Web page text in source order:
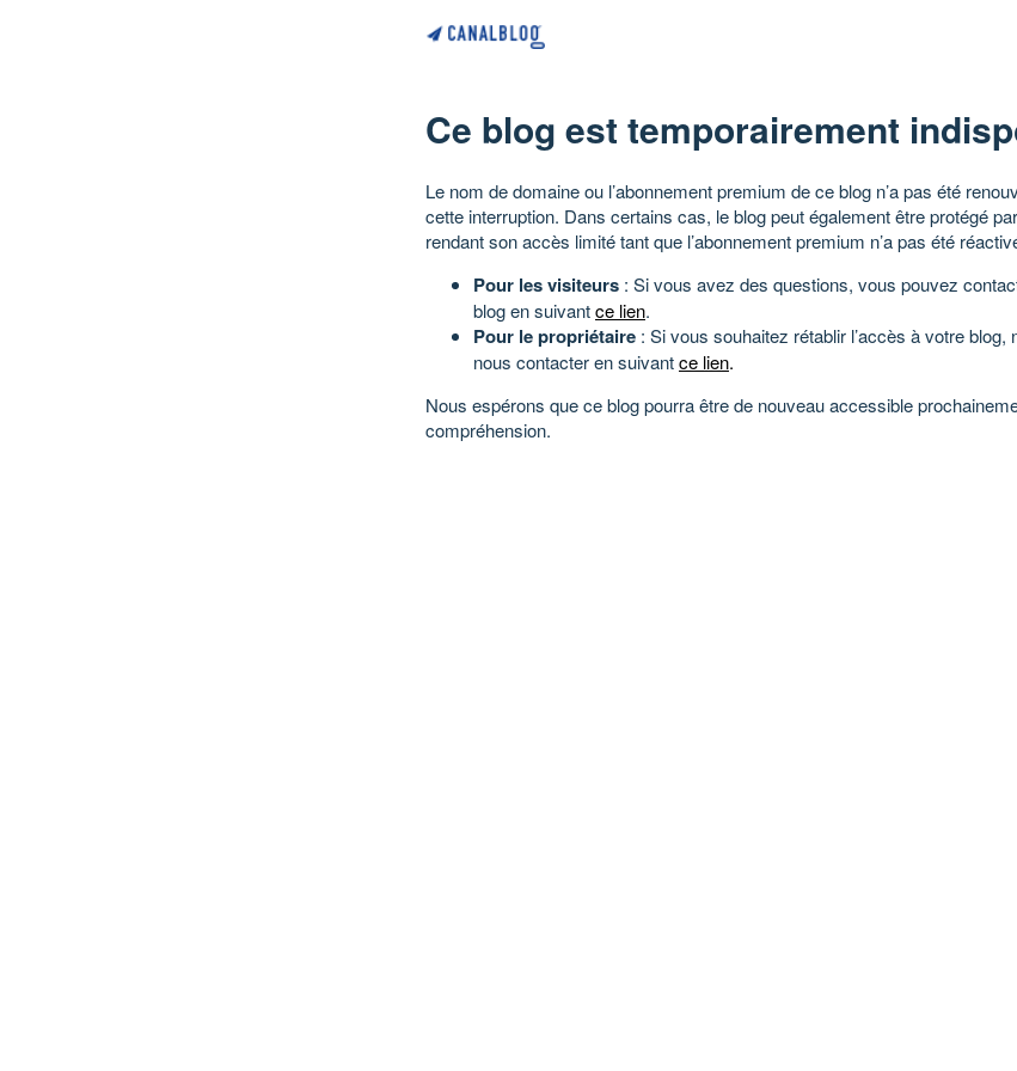
Ce blog est temporairement
Le nom de domaine ou l’abonnement premium de ce blog n’a pas été
cette interruption. Dans certains cas, le blog peut également être protégé
rendant son accès limité tant que l’abonnement premium n’a pas été
Pour les visiteurs : Si vous avez des questions, vous pouvez
blog en suivantce lien.
Pour le propriétaire : Si vous souhaitez rétablir l’accès à votre
nous contacter en suivantce lien.
Nous espérons que ce blog pourra être de nouveau accessible
compréhension.